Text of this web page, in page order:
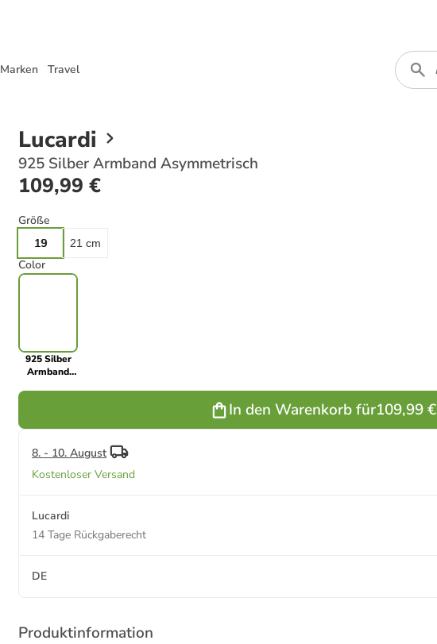
Marken Travel
Lucardi
925 Silber Armband Asymmetrisch
109,99 €
Größe
19 21 cm
Color
925 Silber
Armband
In den Warenkorb für109,99 €
8. - 10. August
Kostenloser Versand
Lucardi
14 Tage Rückgaberecht
DE
Produktinformation